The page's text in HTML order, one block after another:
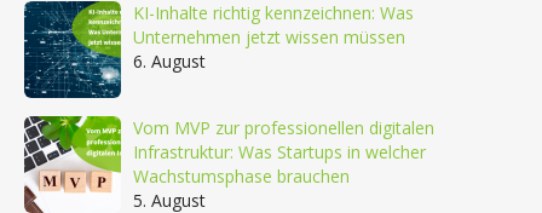
KI-Inhalte richtig kennzeichnen: Was
Unternehmen jetzt wissen müssen
6. August
Vom MVP zur professionellen digitalen
Infrastruktur: Was Startups in welcher
Wachstumsphase brauchen
5. August